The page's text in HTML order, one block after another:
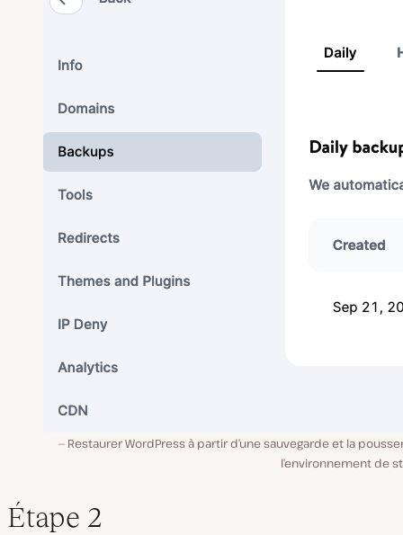
Restaurer WordPress à partir d’une sauvegarde et la
l’environnement de
Étape 2